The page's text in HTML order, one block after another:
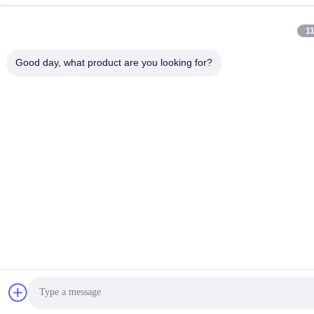
Good day, what product are you looking for?